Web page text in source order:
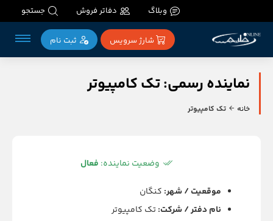
وبلاگ دفاتر فروش جستجو
شارژ سرویس ثبت‌ نام
نماینده رسمی: تک کامپیوتر
خانه تک کامپیوتر
وضعیت نماینده: فعال
موقعیت / شهر: کنگان
نام دفتر / شرکت:تک کامپیوتر